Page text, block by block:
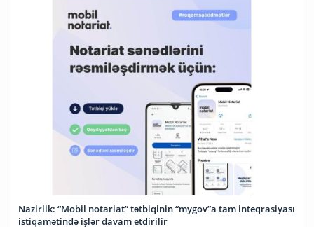
Nazirlik: “Mobil notariat” tətbiqinin “mygov”a tam inteqrasiyası
istiqamətində işlər davam etdirilir